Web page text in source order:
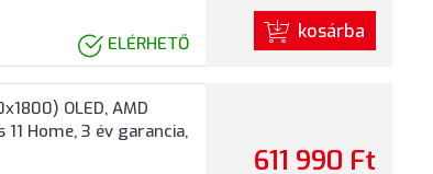
ELÉRHETŐ
kosárba
OLED, AMD
Home, 3 év garancia,
611 990 Ft